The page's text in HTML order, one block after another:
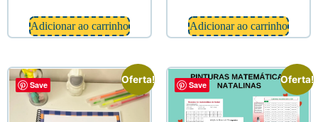
Adicionar ao carrinho Adicionar ao carrinho
Save Oferta! Save Oferta!